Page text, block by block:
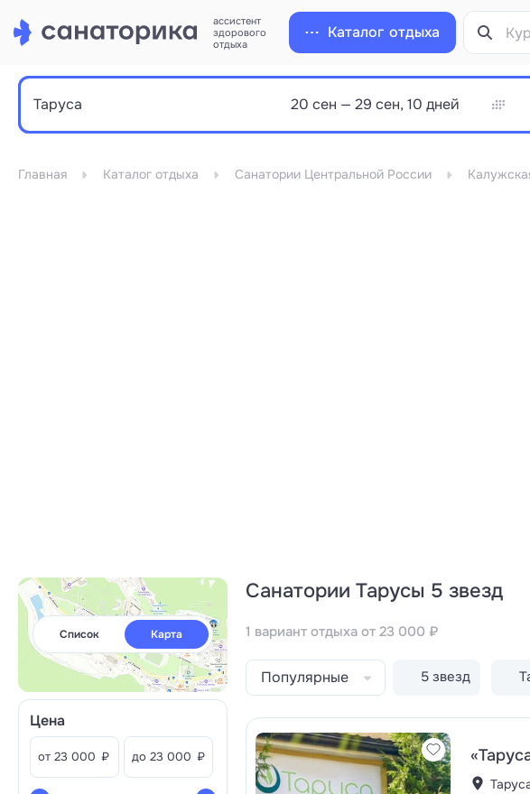
ассистент
здорового
отдыха
Каталог отдыха
Главная Каталог отдыха Санатории Центральной России
Список Карта
Цена
от ₽ до ₽
Санатории Тарусы 5 звезд
1 вариант отдыха от 23 000 ₽
Популярные 5 звезд